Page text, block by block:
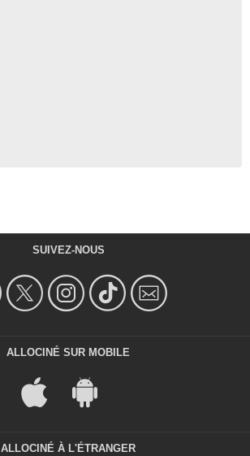
SUIVEZ-NOUS
ALLOCINÉ SUR MOBILE
ALLOCINÉ À L'ÉTRANGER